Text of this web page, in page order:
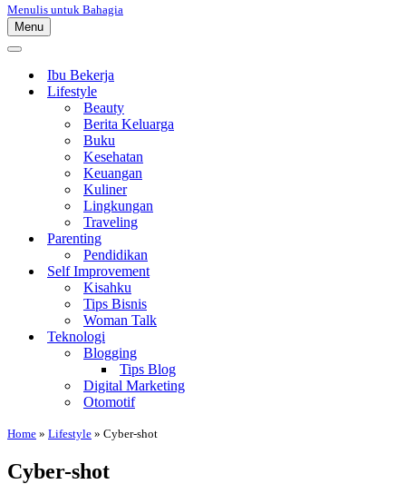
Menulis untuk Bahagia
Menu
Menu
Menu
NavigasiIbu Bekerja
Lifestyle
Beauty
Berita Keluarga
Buku
Kesehatan
Keuangan
Kuliner
Lingkungan
Traveling
Parenting
Pendidikan
Self Improvement
Kisahku
Tips Bisnis
Woman Talk
Teknologi
Blogging
Tips Blog
Digital Marketing
Otomotif
Home » Lifestyle » Cyber-shot
Cyber-shot